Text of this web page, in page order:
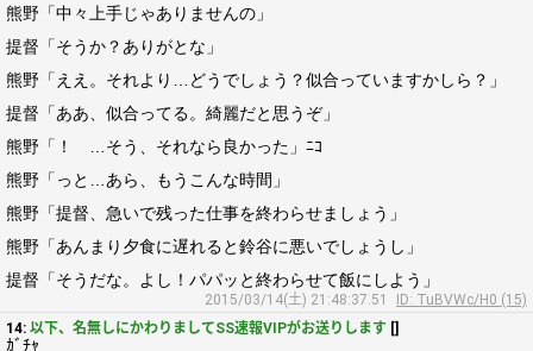
熊野「中々上手じゃありませんの」
提督「そうか？ありがとな」
熊野「ええ。それより…どうでしょう？似合っていますかしら？」
提督「ああ、似合ってる。綺麗だと思うぞ」
熊野「！ …そう、それなら良かった」ﾆｺ
熊野「っと…あら、もうこんな時間」
熊野「提督、急いで残った仕事を終わらせましょう」
熊野「あんまり夕食に遅れると鈴谷に悪いでしょうし」
提督「そうだな。よし！パパッと終わらせて飯にしよう」
2015/03/14(土) 21:48:37.51
ID: TuBVWc/H0 (15)
14: 以下、名無しにかわりましてSS速報VIPがお送りします []
ｶﾞﾁｬ